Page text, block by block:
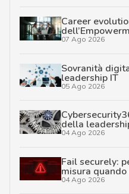
Career
07 Ago 2026
Sovranità
leadership IT
05 Ago 2026
della
04 Ago 2026
Fail securely:
misura
04 Ago 2026